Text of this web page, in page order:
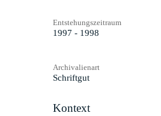
Entstehungszeitraum
1997 - 1998
Archivalienart
Schriftgut
Kontext